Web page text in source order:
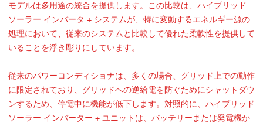
モデルは多用途の統合を提供します。この比較は、ハイブリッド
ソーラー インバータ + システムが、特に変動するエネルギー源の
処理において、従来のシステムと比較して優れた柔軟性を提供して
いることを浮き彫りにしています。
従来のパワーコンディショナは、多くの場合、グリッド上での動作
に限定されており、グリッドへの逆給電を防ぐためにシャットダウ
ンするため、停電中に機能が低下します。対照的に、ハイブリッド
ソーラー インバーター + ユニットは、バッテリーまたは発電機か